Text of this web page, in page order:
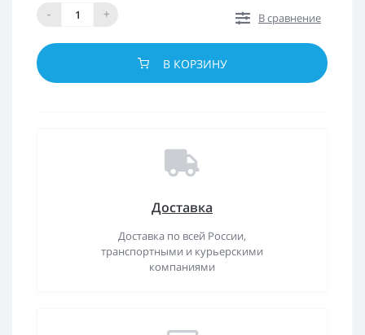
-
+
В сравнение
В КОРЗИНУ
Доставка
Доставка по всей России,
транспортными и курьерскими
компаниями